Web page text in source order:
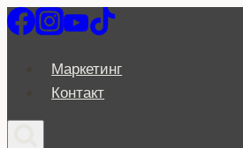
Skip
to
contentМаркетинг
Контакт